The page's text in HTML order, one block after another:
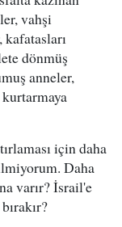
vahşi
kafatasları
dönmüş
anneler,
için daha
Daha
varır? İsrail'e